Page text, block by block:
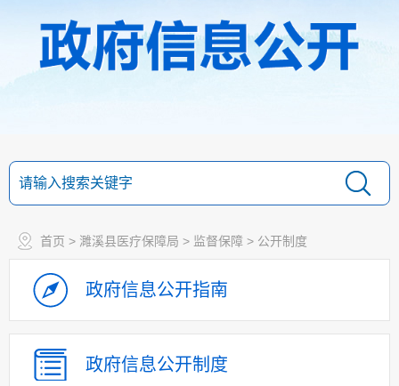
首页 > 濉溪县医疗保障局 > 监督保障 > 公开制度
政府信息公开指南
政府信息公开制度